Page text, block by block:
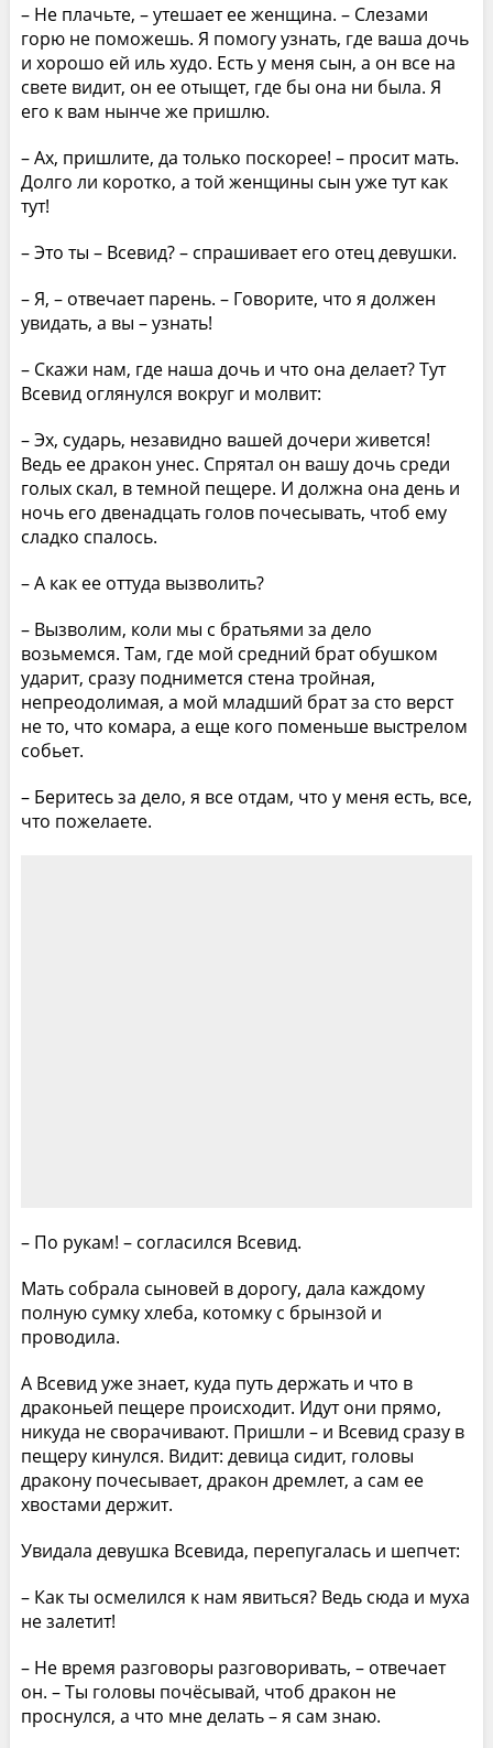
– Не плачьте, – утешает ее женщина. – Слезами
горю не поможешь. Я помогу узнать, где ваша дочь
и хорошо ей иль худо. Есть у меня сын, а он все на
свете видит, он ее отыщет, где бы она ни была. Я
его к вам нынче же пришлю.
– Ах, пришлите, да только поскорее! – просит мать.
Долго ли коротко, а той женщины сын уже тут как
тут!
– Это ты – Всевид? – спрашивает его отец девушки.
– Я, – отвечает парень. – Говорите, что я должен
увидать, а вы – узнать!
– Скажи нам, где наша дочь и что она делает? Тут
Всевид оглянулся вокруг и молвит:
– Эх, сударь, незавидно вашей дочери живется!
Ведь ее дракон унес. Спрятал он вашу дочь среди
голых скал, в темной пещере. И должна она день и
ночь его двенадцать голов почесывать, чтоб ему
сладко спалось.
– А как ее оттуда вызволить?
– Вызволим, коли мы с братьями за дело
возьмемся. Там, где мой средний брат обушком
ударит, сразу поднимется стена тройная,
непреодолимая, а мой младший брат за сто верст
не то, что комара, а еще кого поменьше выстрелом
собьет.
– Беритесь за дело, я все отдам, что у меня есть, все,
что пожелаете.
– По рукам! – согласился Всевид.
Мать собрала сыновей в дорогу, дала каждому
полную сумку хлеба, котомку с брынзой и
проводила.
А Всевид уже знает, куда путь держать и что в
драконьей пещере происходит. Идут они прямо,
никуда не сворачивают. Пришли – и Всевид сразу в
пещеру кинулся. Видит: девица сидит, головы
дракону почесывает, дракон дремлет, а сам ее
хвостами держит.
Увидала девушка Всевида, перепугалась и шепчет:
– Как ты осмелился к нам явиться? Ведь сюда и муха
не залетит!
– Не время разговоры разговоривать, – отвечает
он. – Ты головы почёсывай, чтоб дракон не
проснулся, а что мне делать – я сам знаю.